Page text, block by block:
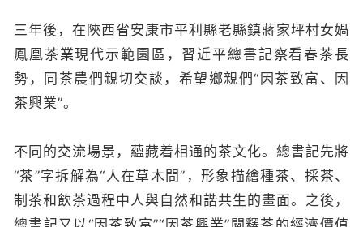
三年後，在陝西省安康市平利縣老縣鎮蔣家坪村女媧
鳳凰茶業現代示範園區，習近平總書記察看春茶長
勢，同茶農們親切交談，希望鄉親們“因茶致富、因
茶興業”。
不同的交流場景，蘊藏着相通的茶文化。總書記先將
“茶”字拆解為“人在草木間”，形象描繪種茶、採茶、
制茶和飲茶過程中人與自然和諧共生的畫面。之後，